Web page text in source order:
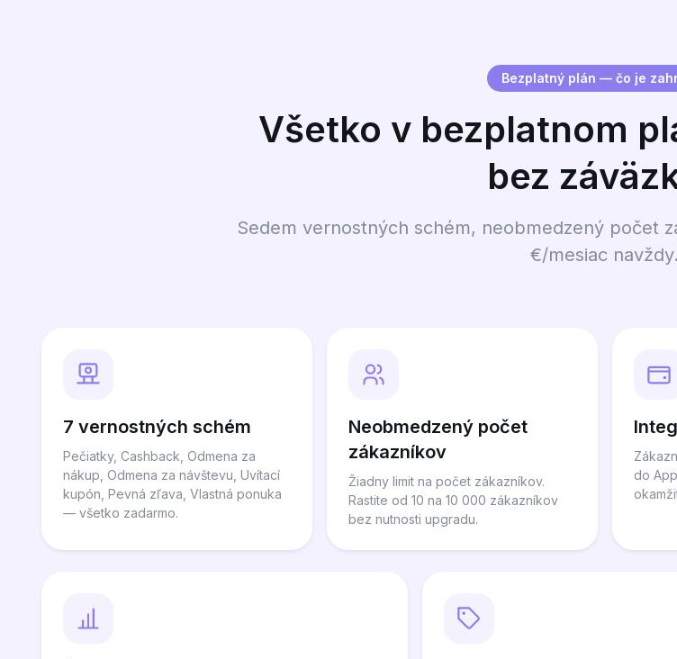
Bezplatný plán — čo je
Všetko v bezplatnom
bez
Sedem vernostných schém, neobmedzený počet
€/mesiac navždy.
7 vernostných schém
Pečiatky, Cashback, Odmena za
nákup, Odmena za návštevu, Uvítací
kupón, Pevná zľava, Vlastná ponuka
— všetko zadarmo.
Neobmedzený počet
zákazníkov
Žiadny limit na počet zákazníkov.
Rastite od 10 na 10 000 zákazníkov
bez nutnosti upgradu.
do